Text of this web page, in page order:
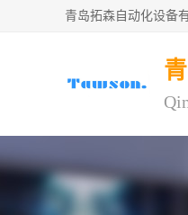
青岛拓森自动化设备